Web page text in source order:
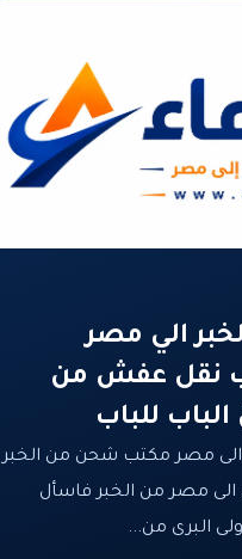
الي مصر
مكتب نقل عفش من
للباب
مصر مكتب شحن من الخبر
مصر من الخبر فاسأل
البرى من...